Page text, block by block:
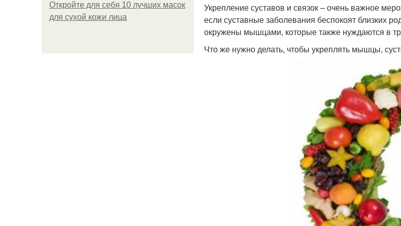
Откройте для себя 10 лучших масок
для сухой кожи лица
Укрепление суставов и связок – очень важное
если суставные заболевания беспокоят близких
окружены мышцами, которые также нуждаются в
Что же нужно делать, чтобы укреплять мышцы,